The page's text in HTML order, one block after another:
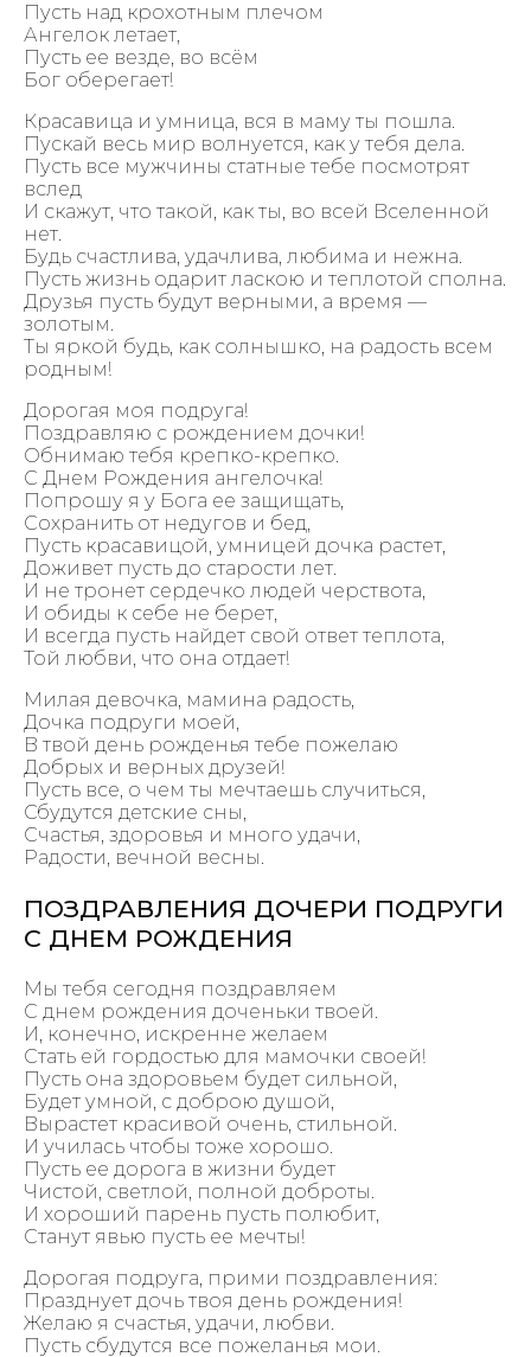
Пусть над крохотным плечом
Ангелок летает,
Пусть ее везде, во всём
Бог оберегает!
Красавица и умница, вся в маму ты пошла.
Пускай весь мир волнуется, как у тебя дела.
Пусть все мужчины статные тебе посмотрят
вслед
И скажут, что такой, как ты, во всей Вселенной
нет.
Будь счастлива, удачлива, любима и нежна.
Пусть жизнь одарит ласкою и теплотой сполна.
Друзья пусть будут верными, а время —
золотым.
Ты яркой будь, как солнышко, на радость всем
родным!
Дорогая моя подруга!
Поздравляю с рождением дочки!
Обнимаю тебя крепко-крепко.
С Днем Рождения ангелочка!
Попрошу я у Бога ее защищать,
Сохранить от недугов и бед,
Пусть красавицой, умницей дочка растет,
Доживет пусть до старости лет.
И не тронет сердечко людей черствота,
И обиды к себе не берет,
И всегда пусть найдет свой ответ теплота,
Той любви, что она отдает!
Милая девочка, мамина радость,
Дочка подруги моей,
В твой день рожденья тебе пожелаю
Добрых и верных друзей!
Пусть все, о чем ты мечтаешь случиться,
Сбудутся детские сны,
Счастья, здоровья и много удачи,
Радости, вечной весны.
ПОЗДРАВЛЕНИЯ ДОЧЕРИ ПОДРУГИ
С ДНЕМ РОЖДЕНИЯ
Мы тебя сегодня поздравляем
С днем рождения доченьки твоей.
И, конечно, искренне желаем
Стать ей гордостью для мамочки своей!
Пусть она здоровьем будет сильной,
Будет умной, с доброю душой,
Вырастет красивой очень, стильной.
И училась чтобы тоже хорошо.
Пусть ее дорога в жизни будет
Чистой, светлой, полной доброты.
И хороший парень пусть полюбит,
Станут явью пусть ее мечты!
Дорогая подруга, прими поздравления:
Празднует дочь твоя день рождения!
Желаю я счастья, удачи, любви.
Пусть сбудутся все пожеланья мои.